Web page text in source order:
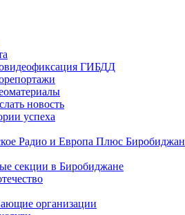
ГИБДД
новость
успеха
Радио и Европа Плюс Биробиджан
секции в Биробиджане
организации